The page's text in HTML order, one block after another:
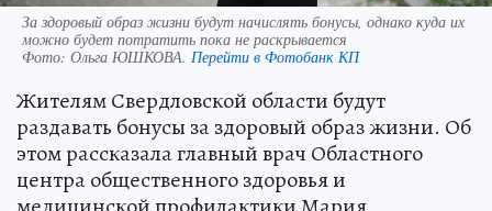
За здоровый образ жизни будут начислять бонусы, однако куда их
можно будет потратить пока не раскрывается
Фото: Ольга ЮШКОВА. Перейти в Фотобанк КП
Жителям Свердловской области будут
раздавать бонусы за здоровый образ жизни. Об
этом рассказала главный врач Областного
центра общественного здоровья и